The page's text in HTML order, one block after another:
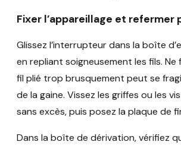
Fixer l’appareillage et refermer
Glissez l’interrupteur dans la boîte
en repliant soigneusement les fils. Ne
fil plié trop brusquement peut se
de la gaine. Vissez les griffes ou les
sans excès, puis posez la plaque de
Dans la boîte de dérivation, vérifiez